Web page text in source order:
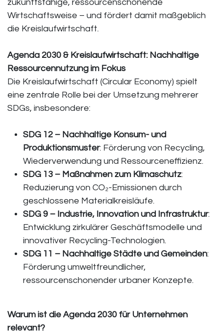
zukunftsfähige, ressourcenschonende
Wirtschaftsweise – und fördert damit maßgeblich
die Kreislaufwirtschaft.
Agenda 2030 & Kreislaufwirtschaft: Nachhaltige
Ressourcennutzung im Fokus
Die Kreislaufwirtschaft (Circular Economy) spielt
eine zentrale Rolle bei der Umsetzung mehrerer
SDGs, insbesondere:
SDG 12 – Nachhaltige Konsum- und
Produktionsmuster: Förderung von Recycling,
Wiederverwendung und Ressourceneffizienz.
SDG 13 – Maßnahmen zum Klimaschutz:
Reduzierung von CO₂-Emissionen durch
geschlossene Materialkreisläufe.
SDG 9 – Industrie, Innovation und Infrastruktur:
Entwicklung zirkulärer Geschäftsmodelle und
innovativer Recycling-Technologien.
SDG 11 – Nachhaltige Städte und Gemeinden:
Förderung umweltfreundlicher,
ressourcenschonender urbaner Konzepte.
Warum ist die Agenda 2030 für Unternehmen
relevant?